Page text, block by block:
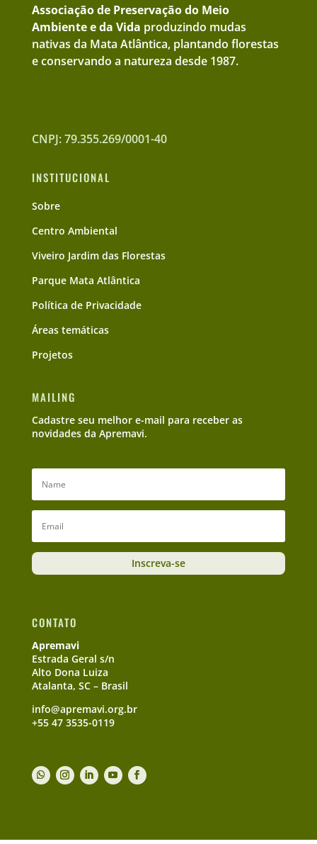
Associação de Preservação do Meio
Ambiente e da Vida produzindo mudas
nativas da Mata Atlântica, plantando florestas
e conservando a natureza desde 1987.
CNPJ: 79.355.269/0001-40
INSTITUCIONAL
Sobre
Centro Ambiental
Viveiro Jardim das Florestas
Parque Mata Atlântica
Política de Privacidade
Áreas temáticas
Projetos
MAILING
Cadastre seu melhor e-mail para receber as
novidades da Apremavi.
Inscreva-se
CONTATO
Apremavi
Estrada Geral s/n
Alto Dona Luiza
Atalanta, SC – Brasil
info@apremavi.org.br
+55 47 3535-0119